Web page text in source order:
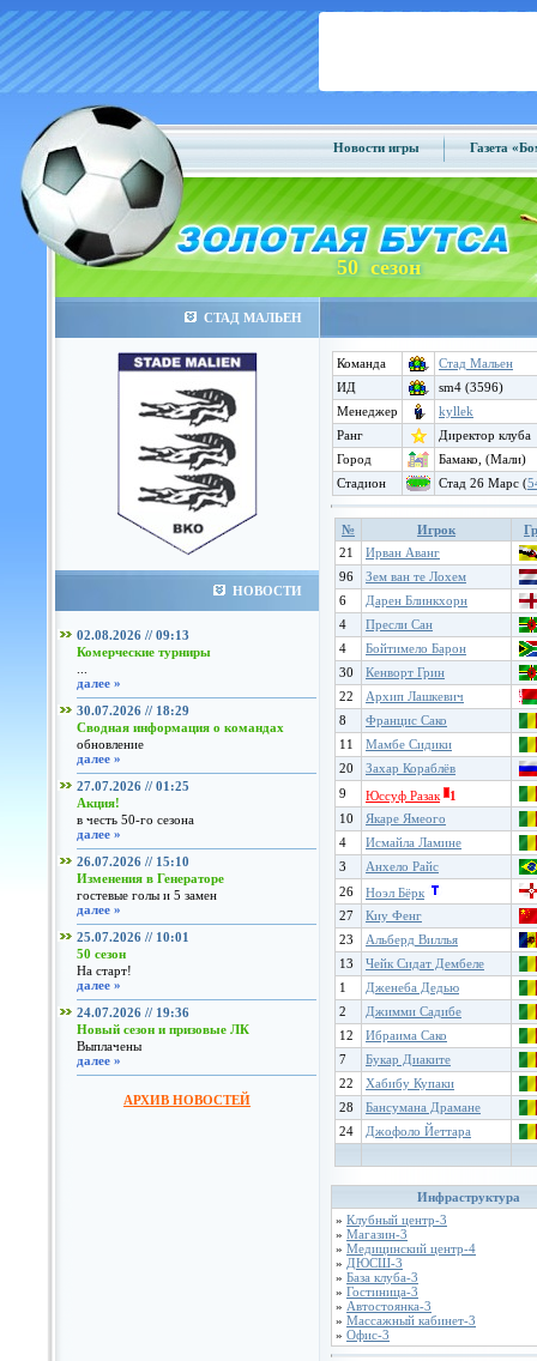
Новости игры Газета
50 сезон
СТАД МАЛЬЕН
НОВОСТИ
02.08.2026 // 09:13
Комерческие турниры
далее »
30.07.2026 // 18:29
Сводная информация о командах
обновление
далее »
27.07.2026 // 01:25
Акция!
в честь 50-го сезона
далее »
26.07.2026 // 15:10
Изменения в Генераторе
гостевые голы и 5 замен
далее »
25.07.2026 // 10:01
50 сезон
На старт!
далее »
24.07.2026 // 19:36
Новый сезон и призовые ЛК
Выплачены
далее »
АРХИВ НОВОСТЕЙ
Команда
Стад Мальен
ИД
sm4 (3596)
Менеджер
kyllek
Ранг
Директор клуба
Город
Бамако, (Мали)
Стадион
Стад 26 Марс (
№ Игрок
Гр
21
Ирван Аванг
96
Зем ван те Лохем
6
Дарен Блинкхорн
4
Пресли Сан
4
Бойтимело Барон
30
Кенворт Грин
22
Архип Лашкевич
8
Францис Сако
11
Мамбе Сидики
20
Захар Кораблёв
9
Юссуф Разак
1
10
Якаре Ямеого
4
Исмайла Ламине
3
Анхело Райс
26
Ноэл Бёрк
27
Киу Фенг
23
Альберд Виллья
13
Чейк Сидат Дембеле
1
Дженеба Дедью
2
Джимми Садибе
12
Ибраима Сако
7
Букар Диаките
22
Хабибу Купаки
28
Бансумана Драмане
24
Джофоло Йеттара
Инфраструктура
» Клубный центр-3
» Магазин-3
» Медицинский центр-4
» ДЮСШ-3
» База клуба-3
» Гостиница-3
» Автостоянка-3
» Массажный кабинет-3
» Офис-3